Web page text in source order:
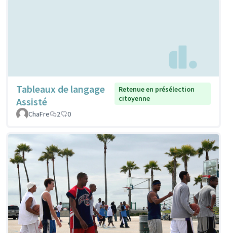
Tableaux de langage
Assisté
Retenue en présélection
citoyenne
ChaFre
2 0